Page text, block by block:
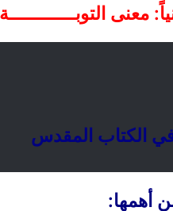
معنى
أهمها: